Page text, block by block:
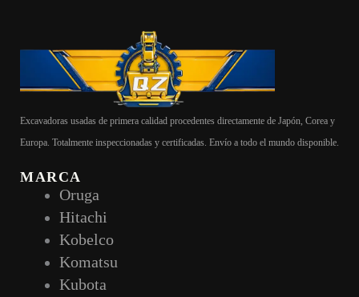
Excavadoras usadas de primera calidad procedentes directamente de Japón, Corea y
Europa. Totalmente inspeccionadas y certificadas. Envío a todo el mundo disponible.
MARCA
Oruga
Hitachi
Kobelco
Komatsu
Kubota